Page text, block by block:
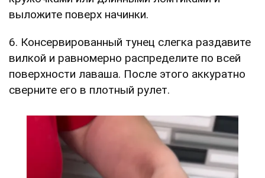
выложите поверх начинки.
6. Консервированный тунец слегка раздавите
вилкой и равномерно распределите по всей
поверхности лаваша. После этого аккуратно
сверните его в плотный рулет.